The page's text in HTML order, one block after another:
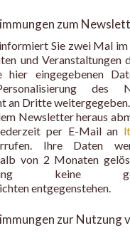
zum
Sie zwei Mal im
und Veranstaltungen
hier eingegebenen
des
an Dritte
Newsletter heraus
per E-Mail an
Ihre Daten
von 2 Monaten
keine
entgegenstehen.
zur Nutzung